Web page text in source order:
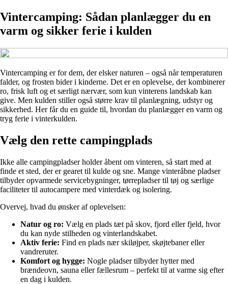
Vintercamping: Sådan planlægger du en
varm og sikker ferie i kulden
Vintercamping er for dem, der elsker naturen – også når temperaturen
falder, og frosten bider i kinderne. Det er en oplevelse, der kombinerer
ro, frisk luft og et særligt nærvær, som kun vinterens landskab kan
give. Men kulden stiller også større krav til planlægning, udstyr og
sikkerhed. Her får du en guide til, hvordan du planlægger en varm og
tryg ferie i vinterkulden.
Vælg den rette campingplads
Ikke alle campingpladser holder åbent om vinteren, så start med at
finde et sted, der er gearet til kulde og sne. Mange vinteråbne pladser
tilbyder opvarmede servicebygninger, tørrepladser til tøj og særlige
faciliteter til autocampere med vinterdæk og isolering.
Overvej, hvad du ønsker af oplevelsen:
Natur og ro: Vælg en plads tæt på skov, fjord eller fjeld, hvor
du kan nyde stilheden og vinterlandskabet.
Aktiv ferie: Find en plads nær skiløjper, skøjtebaner eller
vandreruter.
Komfort og hygge: Nogle pladser tilbyder hytter med
brændeovn, sauna eller fællesrum – perfekt til at varme sig efter
en dag i kulden.